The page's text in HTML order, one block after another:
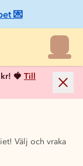
💌
🍓 Till
Välj och vraka